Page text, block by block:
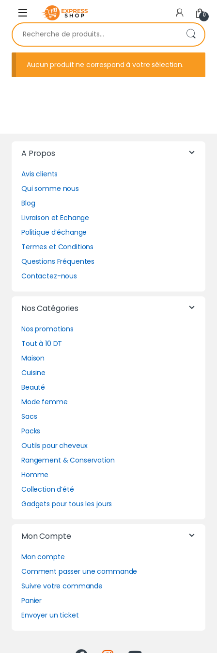
Skip to navigation
Skip to content
0
Recherche pour :
Aucun produit ne correspond à votre sélection.
A Propos
Avis clients
Qui somme nous
Blog
Livraison et Echange
Politique d’échange
Termes et Conditions
Questions Fréquentes
Contactez-nous
Nos Catégories
Nos promotions
Tout à 10 DT
Maison
Cuisine
Beauté
Mode femme
Sacs
Packs
Outils pour cheveux
Rangement & Conservation
Homme
Collection d’été
Gadgets pour tous les jours
Mon Compte
Mon compte
Comment passer une commande
Suivre votre commande
Panier
Envoyer un ticket